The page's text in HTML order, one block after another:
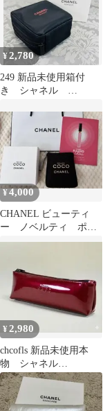
¥2,780
249 新品未使用箱付
き シャネル
ーチ
¥4,000
CHANEL ビューティ
ー ノベルティ ポー
チ 新品未使用
¥2,980
chcofls 新品未使用本
物 シャネル
CHANEL ノベルティ
ポーチ